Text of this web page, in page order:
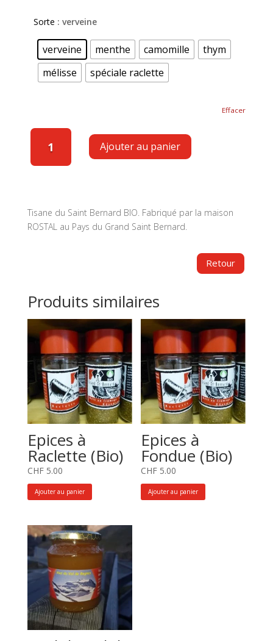
Sorte : verveine
verveine menthe camomille
thym
mélisse
spéciale raclette
Effacer
quantité
(Bio)
Ajouter au panier
Tisane du Saint Bernard BIO. Fabriqué par la maison
ROSTAL au Pays du Grand Saint Bernard.
Produits similaires
Epices à
Raclette (Bio)
CHF5.00
Ajouter au panier
Epices à
Fondue (Bio)
CHF 5.00
Ajouter au panier